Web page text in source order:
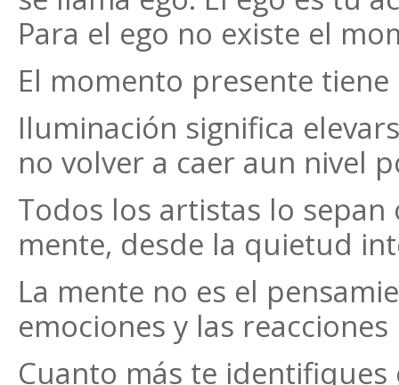
Para el ego no existe el
El momento presente
Iluminación significa
no volver a caer aun nivel
Todos los artistas lo
mente, desde la quietud
La mente no es el
emociones y las
Cuanto más te